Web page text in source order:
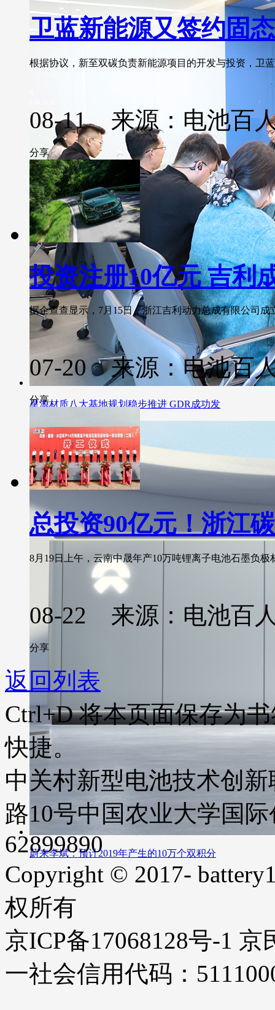
星源材质八大基地规划稳步推进 GDR成功发
蔚来李斌：预计2019年产生的10万个双积分
卫蓝新能源又签约固
根据协议，新至双碳负责新能源项目的开发与投资，卫
08-11 来源：电池百
分享
投资注册10亿元 吉利
据企查查显示，7月15日，浙江吉利动力总成有限公司成
07-20 来源：电池百
分享
总投资90亿元！浙江
8月19日上午，云南中晟年产10万吨锂离子电池石墨负
08-22 来源：电池百
分享
返回列表
Ctrl+D将本页面保存为
快捷。
中关村新型电池技术创
路10号中国农业大学国
62899890
Copyright © 2017-
权所有
京ICP备17068128号-1
一社会信用代码：